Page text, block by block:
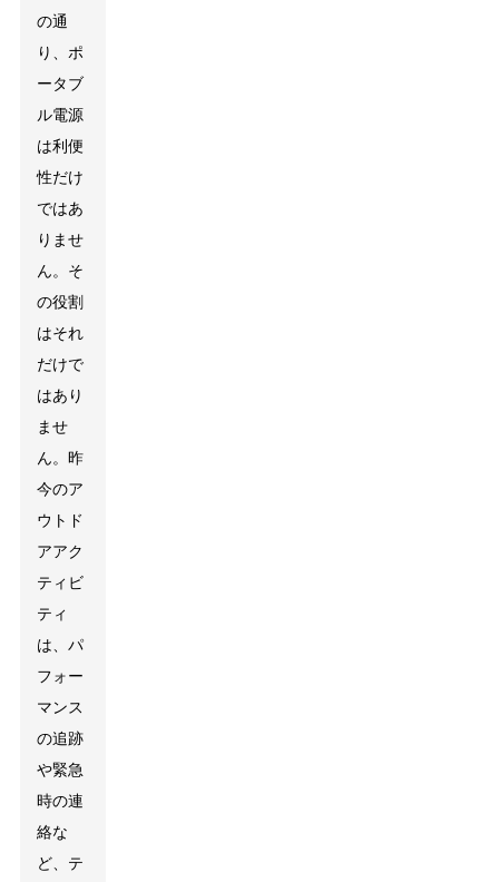
の通
り、ポ
ータブ
ル電源
は利便
性だけ
ではあ
りませ
ん。そ
の役割
はそれ
だけで
はあり
ませ
ん。昨
今のア
ウトド
アアク
ティビ
ティ
は、パ
フォー
マンス
の追跡
や緊急
時の連
絡な
ど、テ